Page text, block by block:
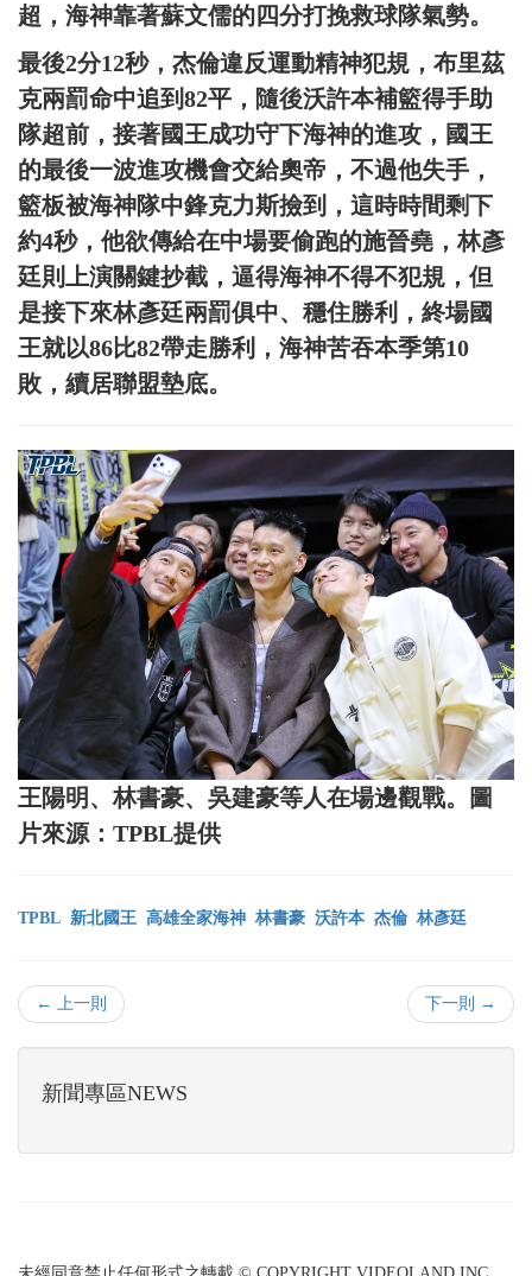
超，海神靠著蘇文儒的四分打挽救球隊氣勢。
最後2分12秒，杰倫違反運動精神犯規，布里茲
克兩罰命中追到82平，隨後沃許本補籃得手助
隊超前，接著國王成功守下海神的進攻，國王
的最後一波進攻機會交給奧帝，不過他失手，
籃板被海神隊中鋒克力斯撿到，這時時間剩下
約4秒，他欲傳給在中場要偷跑的施晉堯，林彥
廷則上演關鍵抄截，逼得海神不得不犯規，但
是接下來林彥廷兩罰俱中、穩住勝利，終場國
王就以86比82帶走勝利，海神苦吞本季第10
敗，續居聯盟墊底。
王陽明、林書豪、吳建豪等人在場邊觀戰。圖
片來源：TPBL提供
TPBL 新北國王 高雄全家海神 林書豪 沃許本 杰倫 林彥廷
← 上一則 下一則 →
新聞專區NEWS